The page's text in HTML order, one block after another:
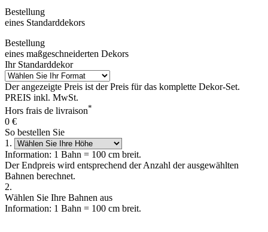
Bestellung
eines Standarddekors
Bestellung
eines maßgeschneiderten Dekors
Ihr Standarddekor
Der angezeigte Preis ist der Preis für das komplette Dekor-Set.
PREIS inkl. MwSt.
Hors frais de livraison*
0 €
So bestellen Sie
1.
Information: 1 Bahn = 100 cm breit.
Der Endpreis wird entsprechend der Anzahl der ausgewählten
Bahnen berechnet.
2.
Wählen Sie Ihre Bahnen aus
Information: 1 Bahn = 100 cm breit.